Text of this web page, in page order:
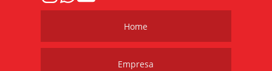
Home
Empresa